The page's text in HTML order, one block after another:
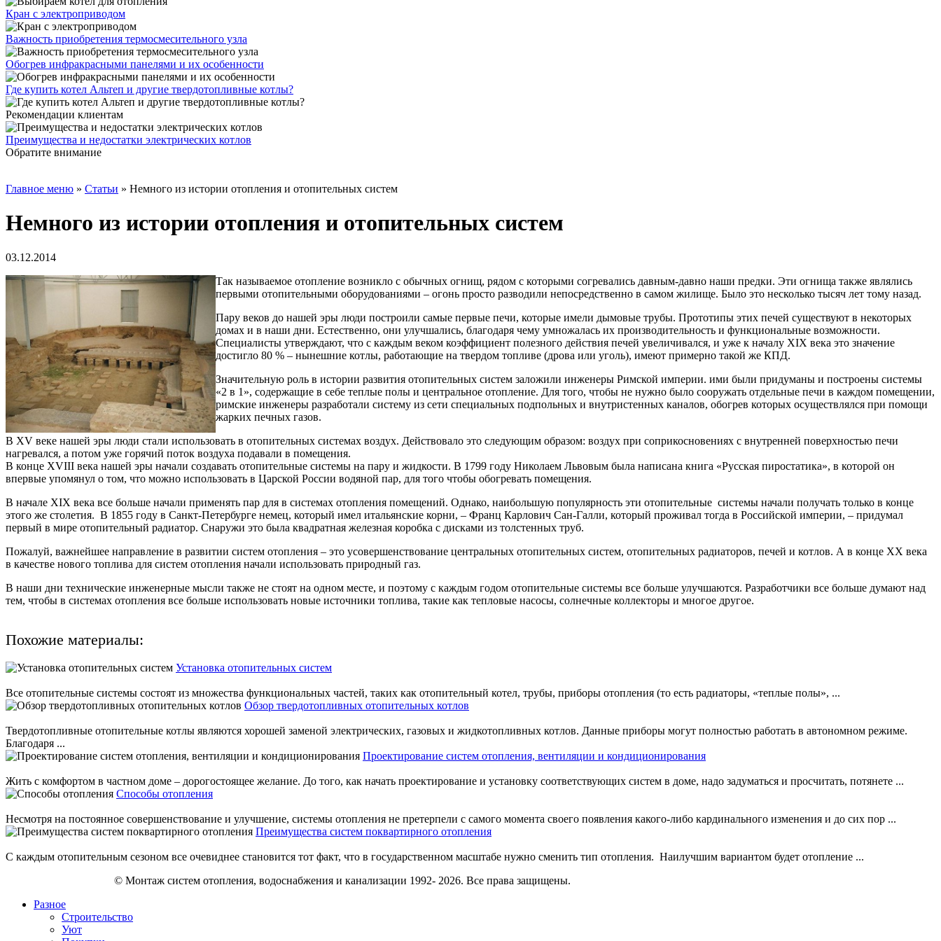
Кран с электроприводом
Важность приобретения термосмесительного узла
Обогрев инфракрасными панелями и их особенности
Где купить котел Альтеп и другие твердотопливные котлы?
Рекомендации клиентам
Преимущества и недостатки электрических котлов
Обратите внимание
Главное меню » Статьи » Немного из истории отопления и отопительных систем
Немного из истории отопления и отопительных систем
03.12.2014
Так называемое отопление возникло с обычных огнищ, рядом с которыми согревались давным-давно наши предки. Эти огнища также являлись
первыми отопительными оборудованиями – огонь просто разводили непосредственно в самом жилище. Было это несколько тысяч лет тому назад.
Пару веков до нашей эры люди построили самые первые печи, которые имели дымовые трубы. Прототипы этих печей существуют в некоторых
домах и в наши дни. Естественно, они улучшались, благодаря чему умножалась их производительность и функциональные возможности.
Специалисты утверждают, что с каждым веком коэффициент полезного действия печей увеличивался, и уже к началу ХІХ века это значение
достигло 80 % – нынешние котлы, работающие на твердом топливе (дрова или уголь), имеют примерно такой же КПД.
Значительную роль в истории развития отопительных систем заложили инженеры Римской империи. ими были придуманы и построены системы
«2 в 1», содержащие в себе теплые полы и центральное отопление. Для того, чтобы не нужно было сооружать отдельные печи в каждом помещении,
римские инженеры разработали систему из сети специальных подпольных и внутристенных каналов, обогрев которых осуществлялся при помощи
жарких печных газов.
В XV веке нашей эры люди стали использовать в отопительных системах воздух. Действовало это следующим образом: воздух при соприкосновениях с внутренней поверхностью печи
нагревался, а потом уже горячий поток воздуха подавали в помещения.
В конце XVІІІ века нашей эры начали создавать отопительные системы на пару и жидкости. В 1799 году Николаем Львовым была написана книга «Русская пиростатика», в которой он
впервые упомянул о том, что можно использовать в Царской России водяной пар, для того чтобы обогревать помещения.
В начале ХІХ века все больше начали применять пар для в системах отопления помещений. Однако, наибольшую популярность эти отопительные системы начали получать только в конце
этого же столетия. В 1855 году в Санкт-Петербурге немец, который имел итальянские корни, – Франц Карлович Сан-Галли, который проживал тогда в Российской империи, – придумал
первый в мире отопительный радиатор. Снаружи это была квадратная железная коробка с дисками из толстенных труб.
Пожалуй, важнейшее направление в развитии систем отопления – это усовершенствование центральных отопительных систем, отопительных радиаторов, печей и котлов. А в конце ХХ века
в качестве нового топлива для систем отопления начали использовать природный газ.
В наши дни технические инженерные мысли также не стоят на одном месте, и поэтому с каждым годом отопительные системы все больше улучшаются. Разработчики все больше думают над
тем, чтобы в системах отопления все больше использовать новые источники топлива, такие как тепловые насосы, солнечные коллекторы и многое другое.
Похожие материалы:
Установка отопительных систем
Все отопительные системы состоят из множества функциональных частей, таких как отопительный котел, трубы, приборы отопления (то есть радиаторы, «теплые полы», ...
Обзор твердотопливных отопительных котлов
Твердотопливные отопительные котлы являются хорошей заменой электрических, газовых и жидкотопливных котлов. Данные приборы могут полностью работать в автономном режиме.
Благодаря ...
Проектирование систем отопления, вентиляции и кондиционирования
Жить с комфортом в частном доме – дорогостоящее желание. До того, как начать проектирование и установку соответствующих систем в доме, надо задуматься и просчитать, потянете ...
Способы отопления
Несмотря на постоянное совершенствование и улучшение, системы отопления не претерпели с самого момента своего появления какого-либо кардинального изменения и до сих пор ...
Преимущества систем поквартирного отопления
С каждым отопительным сезоном все очевиднее становится тот факт, что в государственном масштабе нужно сменить тип отопления. Наилучшим вариантом будет отопление ...
© Монтаж систем отопления, водоснабжения и канализации 1992- 2026. Все права защищены.
Разное
Строительство
Уют